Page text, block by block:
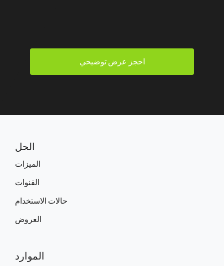
احجز عرض توضيحي
الحل
الميزات
القنوات
حالات الاستخدام
العروض
الموارد